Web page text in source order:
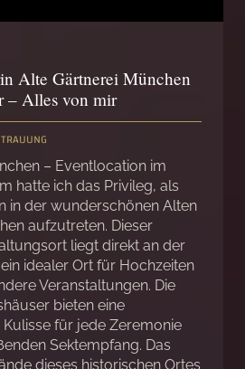
Alte Gärtnerei München
– Alles von mir
– Eventlocation im
hatte ich das Privileg, als
in der wunderschönen Alten
aufzutreten. Dieser
liegt direkt an der
idealer Ort für Hochzeiten
Veranstaltungen. Die
bieten eine
für jede Zeremonie
Sektempfang. Das
dieses historischen Ortes